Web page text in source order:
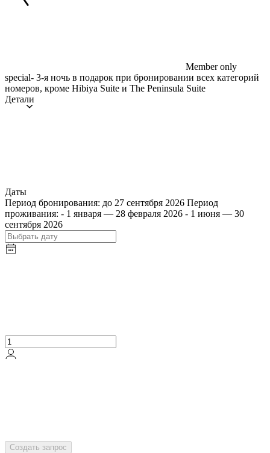
Member only
special- 3-я ночь в подарок при бронировании всех категорий
номеров, кроме Hibiya Suite и The Peninsula Suite
Детали
Даты
Период бронирования: до 27 сентября 2026 Период
проживания: - 1 января — 28 февраля 2026 - 1 июня — 30
сентября 2026
Создать запрос